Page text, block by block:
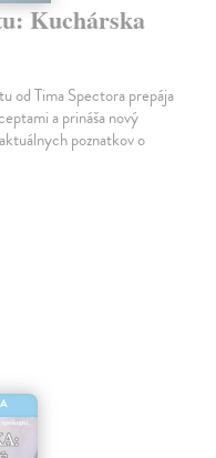
Kuchárska
od Tima Spectora prepája
a prináša nový
poznatkov o